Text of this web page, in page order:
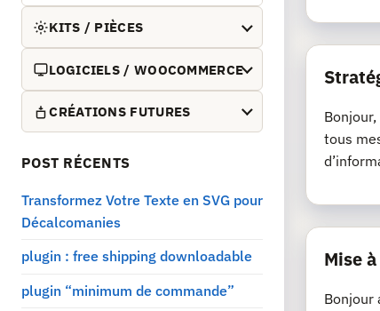
tous
Mise
Bonjour
KITS / PIÈCES
LOGICIELS / WOOCOMMERCE
CRÉATIONS FUTURES
POST RÉCENTS
Transformez Votre Texte en SVG pour
Décalcomanies
plugin : free shipping downloadable
plugin “minimum de commande”